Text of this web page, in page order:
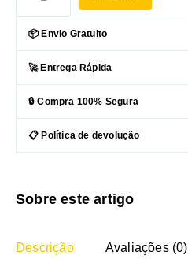
📦 Envio Gratuito
🚀 Entrega Rápida
🔒 Compra 100% Segura
📋 Política de devolução
Sobre este artigo
Descrição Avaliações (0)